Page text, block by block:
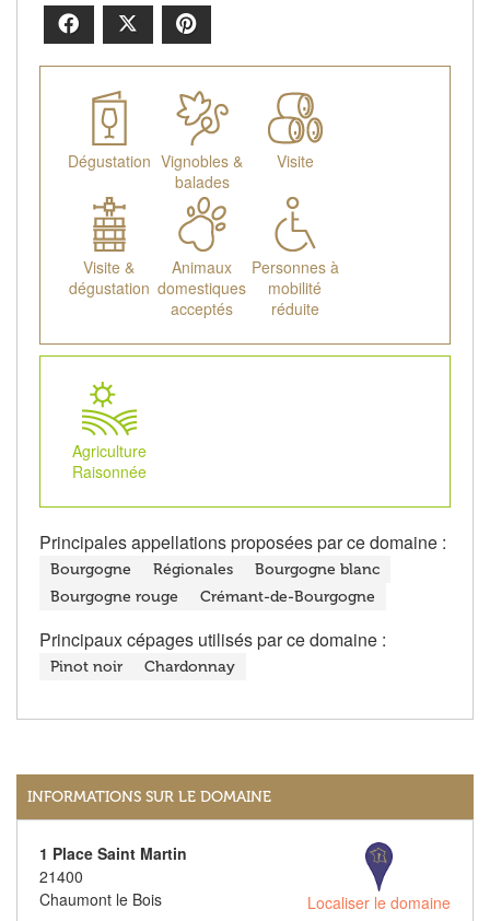
Facebook
Dégustation Vignobles &
balades
Visite
Visite &
dégustation
Animaux
domestiques
acceptés
Personnes à
mobilité
réduite
Agriculture
Raisonnée
Principales appellations proposées par ce domaine :
Bourgogne Régionales
Bourgogne blanc
Bourgogne rouge
Crémant-de-Bourgogne
Principaux cépages utilisés par ce domaine :
Pinot noir Chardonnay
INFORMATIONS SUR LE DOMAINE
1 Place Saint Martin
21400
Chaumont le Bois
Localiser le domaine